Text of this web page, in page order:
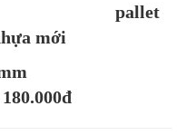
nhựa pallet
mới